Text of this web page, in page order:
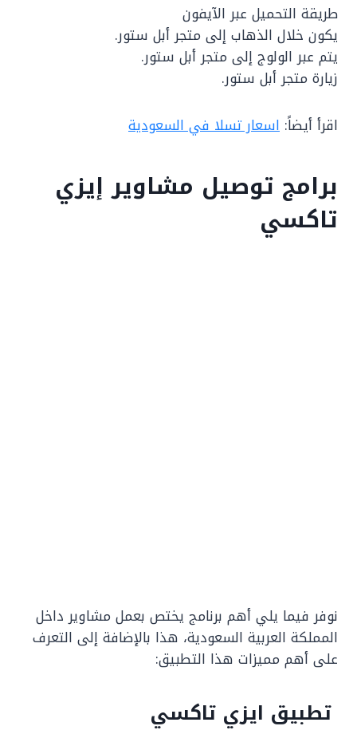
طريقة التحميل عبر الآيفون
يكون خلال الذهاب إلى متجر أبل ستور.
يتم عبر الولوج إلى متجر أبل ستور.
زيارة متجر أبل ستور.
اقرأ أيضاً: اسعار تسلا في السعودية
برامج توصيل مشاوير إيزي
تاكسي
نوفر فيما يلي أهم برنامج يختص بعمل مشاوير داخل
المملكة العربية السعودية، هذا بالإضافة إلى التعرف
على أهم مميزات هذا التطبيق:
تطبيق ايزي تاكسي